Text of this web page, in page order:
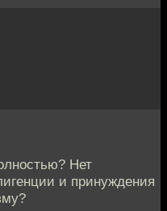
Нет
и принуждения